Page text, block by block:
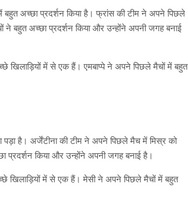
बहुत अच्छा प्रदर्शन किया है। फ्रांस की टीम ने अपने पिछले
ने बहुत अच्छा प्रदर्शन किया और उन्होंने अपनी जगह बनाई
खिलाड़ियों में से एक हैं। एमबाप्पे ने अपने पिछले मैचों में बहुत
है। अर्जेंटीना की टीम ने अपने पिछले मैच में मिस्र को
प्रदर्शन किया और उन्होंने अपनी जगह बनाई है।
खिलाड़ियों में से एक हैं। मेसी ने अपने पिछले मैचों में बहुत